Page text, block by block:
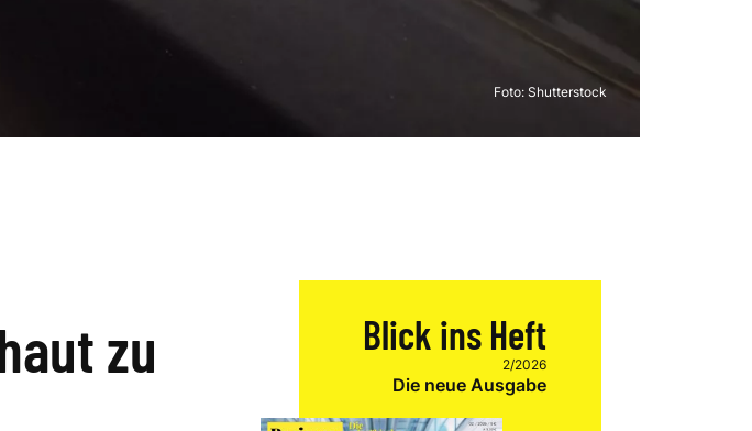
Foto: Shutterstock
zu
Blick ins Heft
2/2026
Die neue Ausgabe